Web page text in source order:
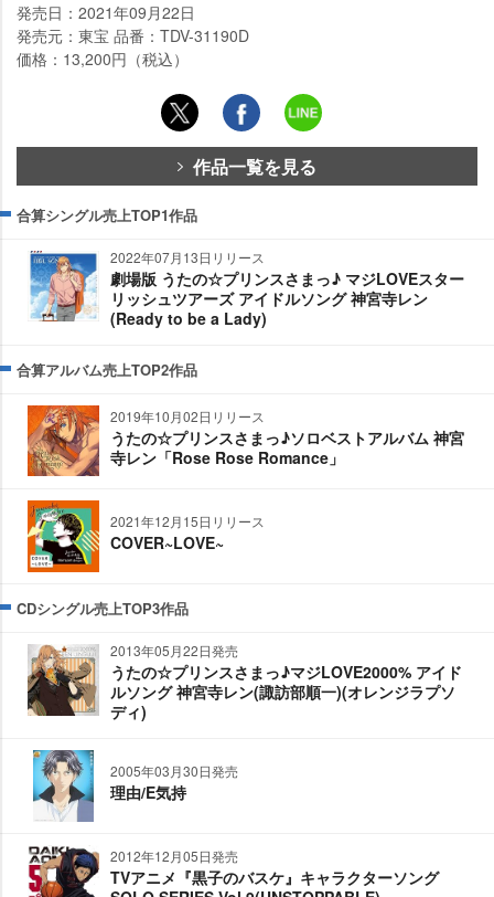
発売日：2021年09月22日
発売元：東宝 品番：TDV-31190D
価格：13,200円（税込）
作品一覧を見る
合算シングル売上TOP1作品
2022年07月13日リリース
劇場版 うたの☆プリンスさまっ♪ マジLOVEスター
リッシュツアーズ アイドルソング 神宮寺レン
(Ready to be a Lady)
合算アルバム売上TOP2作品
2019年10月02日リリース
うたの☆プリンスさまっ♪ソロベストアルバム 神宮
寺レン「Rose Rose Romance」
2021年12月15日リリース
COVER~LOVE~
CDシングル売上TOP3作品
2013年05月22日発売
うたの☆プリンスさまっ♪マジLOVE2000% アイド
ルソング 神宮寺レン(諏訪部順一)(オレンジラプソ
ディ)
2005年03月30日発売
理由/E気持
2012年12月05日発売
TVアニメ『黒子のバスケ』キャラクターソング